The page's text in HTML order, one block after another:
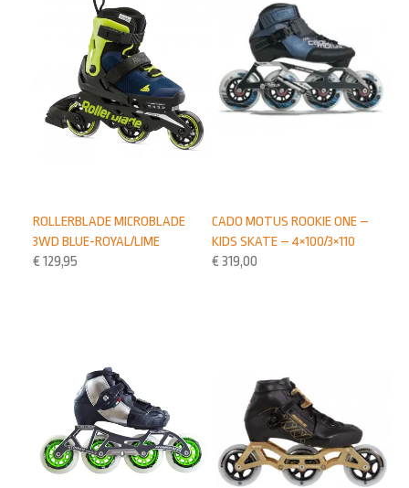
CADO MOTUS ROOKIE ONE –
KIDS SKATE – 4×100/3×110
€ 319,00
ROLLERBLADE MICROBLADE
3WD BLUE-ROYAL/LIME
€ 129,95